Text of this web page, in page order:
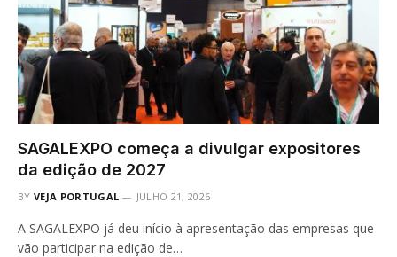
SAGALEXPO começa a divulgar expositores
da edição de 2027
BY VEJA PORTUGAL JULHO 21, 2026
A SAGALEXPO já deu início à apresentação das empresas que
vão participar na edição de…